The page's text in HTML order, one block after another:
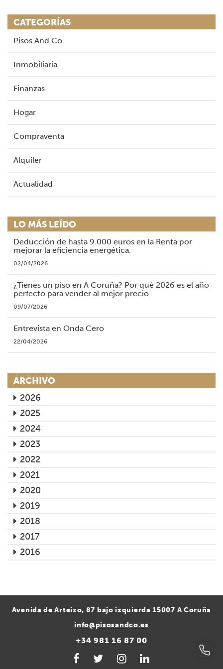
CATEGORÍAS
Pisos And Co.
Inmobiliaria
Finanzas
Hogar
Compraventa
Alquiler
Actualidad
LO MÁS LEÍDO
Deducción de hasta 9.000 euros en la Renta por
mejorar la eficiencia energética.
02/04/2026
¿Tienes un piso en A Coruña? Por qué 2026 es el año
perfecto para vender al mejor precio
09/07/2026
Entrevista en Onda Cero
22/04/2026
ARCHIVO
2026
2025
2024
2023
2022
2021
2020
2019
2018
2017
2016
Avenida de Arteixo, 87 bajo izquierda 15007 A Coruña
info@pisosandco.es
+34 981 16 87 00